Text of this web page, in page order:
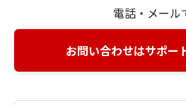
電話・メール
お問い合わせはサポー